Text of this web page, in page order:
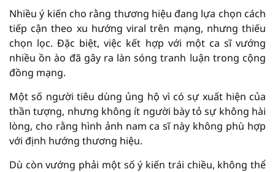
Nhiều ý kiến cho rằng thương hiệu đang lựa chọn cách
tiếp cận theo xu hướng viral trên mạng, nhưng thiếu
chọn lọc. Đặc biệt, việc kết hợp với một ca sĩ vướng
nhiều ồn ào đã gây ra làn sóng tranh luận trong cộng
đồng mạng.
Một số người tiêu dùng ủng hộ vì có sự xuất hiện của
thần tượng, nhưng không ít người bày tỏ sự không hài
lòng, cho rằng hình ảnh nam ca sĩ này không phù hợp
với định hướng thương hiệu.
Dù còn vướng phải một số ý kiến trái chiều, không thể